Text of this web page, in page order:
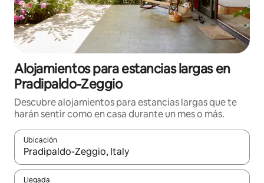
Alojamientos para estancias largas en
Pradipaldo-Zeggio
Descubre alojamientos para estancias largas que te
harán sentir como en casa durante un mes o más.
Ubicación
Cuando los resultados estén disponibles, podrás navegar
Llegada